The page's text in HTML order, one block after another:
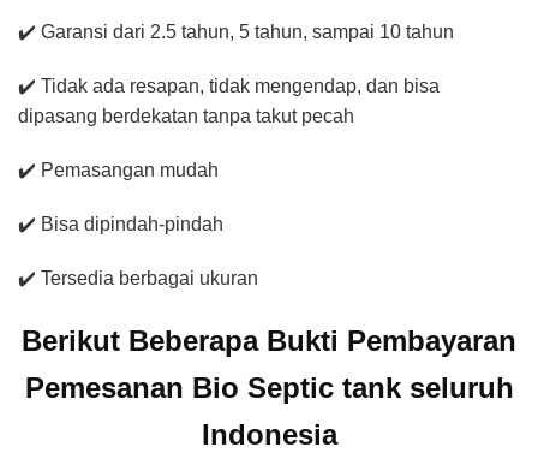
✔️ Garansi dari 2.5 tahun, 5 tahun, sampai 10 tahun
✔️ Tidak ada resapan, tidak mengendap, dan bisa
dipasang berdekatan tanpa takut pecah
✔️ Pemasangan mudah
✔️ Bisa dipindah-pindah
✔️ Tersedia berbagai ukuran
Berikut Beberapa Bukti Pembayaran
Pemesanan Bio Septic tank seluruh
Indonesia